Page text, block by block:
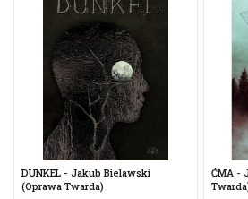
DUNKEL - Jakub Bielawski
(oprawa Twarda)
ĆMA -